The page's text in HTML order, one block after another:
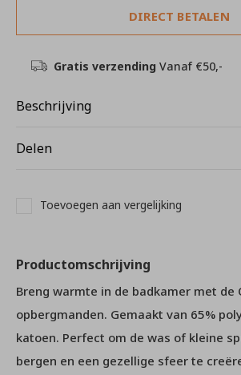
DIRECT BETALEN
Gratis verzending Vanaf €50,-
Beschrijving
Delen
Toevoegen aan vergelijking
Productomschrijving
Breng warmte in de badkamer met de
opbergmanden. Gemaakt van 65%
katoen. Perfect om de was of kleine
bergen en een gezellige sfeer te